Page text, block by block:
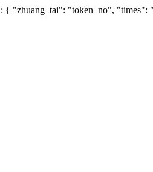
{ "zhuang_tai": "token_no", "times":